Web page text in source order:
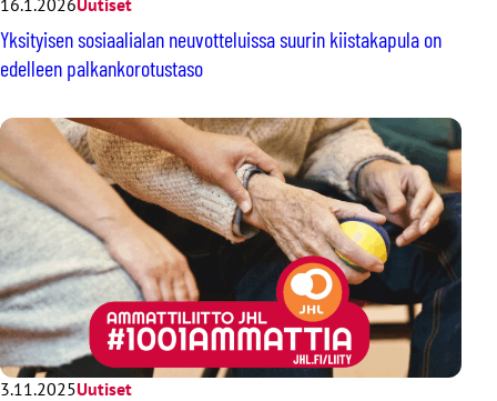
Yksityisen sosiaalialan neuvotteluissa suurin kiistakapula on
edelleen palkankorotustaso
3.11.2025Uutiset